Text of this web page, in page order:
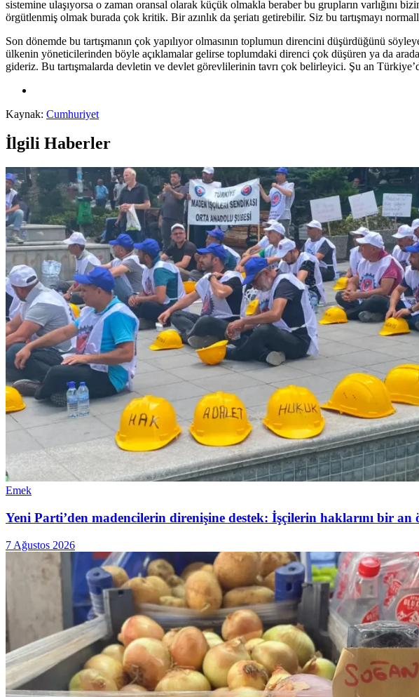
sistemine ulaşıyorsa o zaman oransal olarak küçük olmakla beraber bu grupların
örgütlenmiş olmak burada çok kritik. Bir azınlık da şeriatı getirebilir. Siz bu tartışmayı
Son dönemde bu tartışmanın çok yapılıyor olmasının toplumun direncini düşürdüğünü
ülkenin yöneticilerinden böyle açıklamalar gelirse toplumdaki direnci çok düşüren ya da
gideriz. Bu tartışmalarda devletin ve devlet görevlilerinin tavrı çok belirleyici. Şu an
Kaynak: Cumhuriyet
İlgili Haberler
Emek
Yeni Parti’den madencilerin direnişine destek: İşçilerin haklarını bir an
7 Ağustos 2026